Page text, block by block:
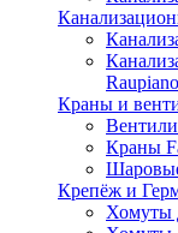
Краны и
Краны
Крепёж и
Хомуты